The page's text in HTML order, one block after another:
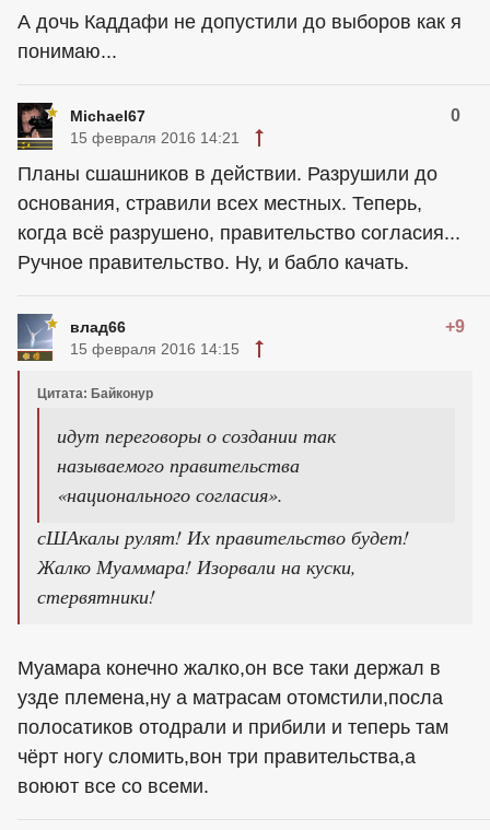
А дочь Каддафи не допустили до выборов как я
понимаю...
Michael67 0
15 февраля 2016 14:21
Планы сшашников в действии. Разрушили до
основания, стравили всех местных. Теперь,
когда всё разрушено, правительство согласия...
Ручное правительство. Ну, и бабло качать.
влад66 +9
15 февраля 2016 14:15
Цитата: Байконур
идут переговоры о создании так
называемого правительства
«национального согласия».
сШАкалы рулят! Их правительство будет!
Жалко Муаммара! Изорвали на куски,
стервятники!
Муамара конечно жалко,он все таки держал в
узде племена,ну а матрасам отомстили,посла
полосатиков отодрали и прибили и теперь там
чёрт ногу сломить,вон три правительства,а
воюют все со всеми.